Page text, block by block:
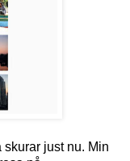
just nu. Min